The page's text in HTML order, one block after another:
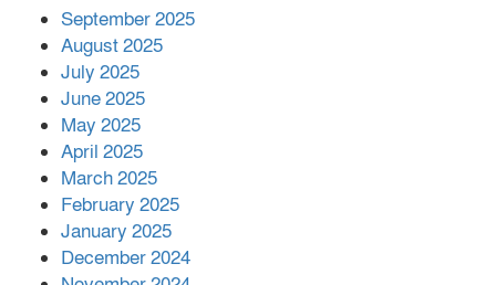
পর ফোন তারেক রহমানের,গ্যাস সঙ্কট
September 2025
August 2025
July 2025
June 2025
May 2025
April 2025
March 2025
February 2025
January 2025
December 2024